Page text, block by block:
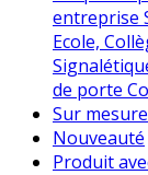
entreprise
Ecole,
de porte
Sur mesure
Nouveauté
Produit